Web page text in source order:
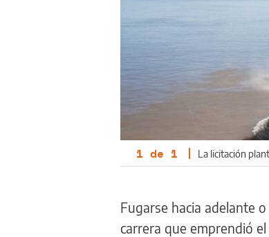
1 de 1 | La licitación
Fugarse hacia adelante
carrera que emprendió